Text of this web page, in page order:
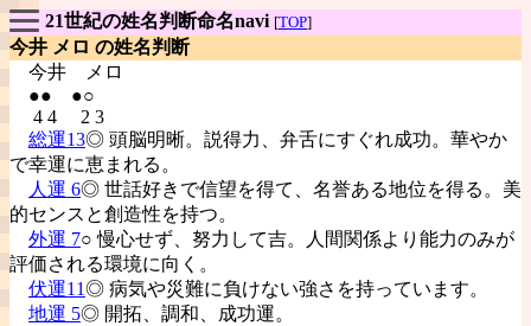
21世紀の姓名判断命名navi [TOP]
今井 メロ の姓名判断
今井
メロ
●● ●○
4 4 2 3
総運13◎ 頭脳明晰。説得力、弁舌にすぐれ成功。華やか
で幸運に恵まれる。
人運 6◎ 世話好きで信望を得て、名誉ある地位を得る。美
的センスと創造性を持つ。
外運 7○ 慢心せず、努力して吉。人間関係より能力のみが
評価される環境に向く。
伏運11◎ 病気や災難に負けない強さを持っています。
地運 5◎ 開拓、調和、成功運。